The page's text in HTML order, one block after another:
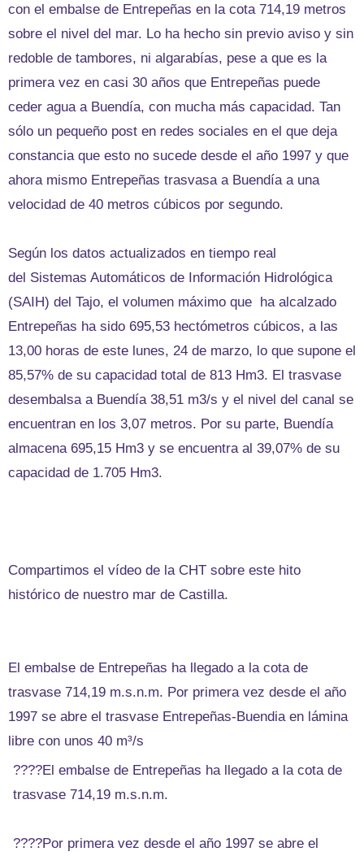
con el embalse de Entrepeñas en la cota 714,19 metros
sobre el nivel del mar. Lo ha hecho sin previo aviso y sin
redoble de tambores, ni algarabías, pese a que es la
primera vez en casi 30 años que Entrepeñas puede
ceder agua a Buendía, con mucha más capacidad. Tan
sólo un pequeño post en redes sociales en el que deja
constancia que esto no sucede desde el año 1997 y que
ahora mismo Entrepeñas trasvasa a Buendía a una
velocidad de 40 metros cúbicos por segundo.
Según los datos actualizados en tiempo real
del Sistemas Automáticos de Información Hidrológica
(SAIH) del Tajo, el volumen máximo que ha alcalzado
Entrepeñas ha sido 695,53 hectómetros cúbicos, a las
13,00 horas de este lunes, 24 de marzo, lo que supone el
85,57% de su capacidad total de 813 Hm3. El trasvase
desembalsa a Buendía 38,51 m3/s y el nivel del canal se
encuentran en los 3,07 metros. Por su parte, Buendía
almacena 695,15 Hm3 y se encuentra al 39,07% de su
capacidad de 1.705 Hm3.
Compartimos el vídeo de la CHT sobre este hito
histórico de nuestro mar de Castilla.
El embalse de Entrepeñas ha llegado a la cota de
trasvase 714,19 m.s.n.m. Por primera vez desde el año
1997 se abre el trasvase Entrepeñas-Buendia en lámina
libre con unos 40 m³/s
????El embalse de Entrepeñas ha llegado a la cota de
trasvase 714,19 m.s.n.m.
????Por primera vez desde el año 1997 se abre el